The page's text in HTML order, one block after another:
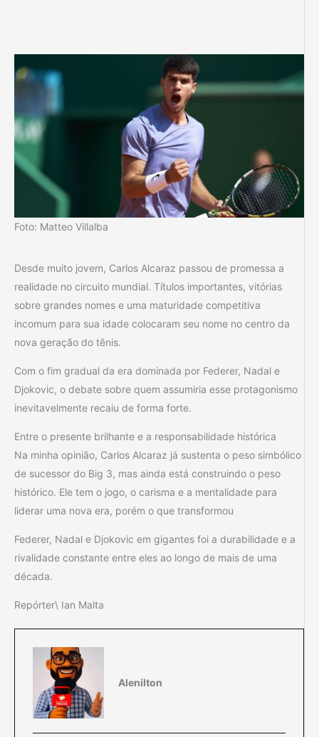
Foto: Matteo Villalba
Desde muito jovem, Carlos Alcaraz passou de promessa a
realidade no circuito mundial. Títulos importantes, vitórias
sobre grandes nomes e uma maturidade competitiva
incomum para sua idade colocaram seu nome no centro da
nova geração do tênis.
Com o fim gradual da era dominada por Federer, Nadal e
Djokovic, o debate sobre quem assumiria esse protagonismo
inevitavelmente recaiu de forma forte.
Entre o presente brilhante e a responsabilidade histórica
Na minha opinião, Carlos Alcaraz já sustenta o peso simbólico
de sucessor do Big 3, mas ainda está construindo o peso
histórico. Ele tem o jogo, o carisma e a mentalidade para
liderar uma nova era, porém o que transformou
Federer, Nadal e Djokovic em gigantes foi a durabilidade e a
rivalidade constante entre eles ao longo de mais de uma
década.
Repórter\ Ian Malta
Alenilton